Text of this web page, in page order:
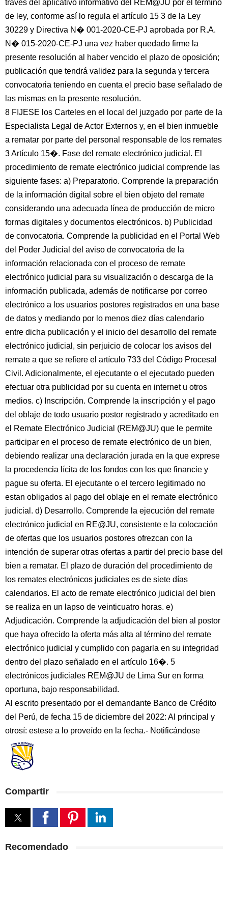
través del aplicativo informativo del REM@JU por el término
de ley, conforme así lo regula el artículo 15 3 de la Ley
30229 y Directiva N� 001-2020-CE-PJ aprobada por R.A.
N� 015-2020-CE-PJ una vez haber quedado firme la
presente resolución al haber vencido el plazo de oposición;
publicación que tendrá validez para la segunda y tercera
convocatoria teniendo en cuenta el precio base señalado de
las mismas en la presente resolución.
8 FIJESE los Carteles en el local del juzgado por parte de la
Especialista Legal de Actor Externos y, en el bien inmueble
a rematar por parte del personal responsable de los remates
3 Artículo 15�. Fase del remate electrónico judicial. El
procedimiento de remate electrónico judicial comprende las
siguiente fases: a) Preparatorio. Comprende la preparación
de la información digital sobre el bien objeto del remate
considerando una adecuada línea de producción de micro
formas digitales y documentos electrónicos. b) Publicidad
de convocatoria. Comprende la publicidad en el Portal Web
del Poder Judicial del aviso de convocatoria de la
información relacionada con el proceso de remate
electrónico judicial para su visualización o descarga de la
información publicada, además de notificarse por correo
electrónico a los usuarios postores registrados en una base
de datos y mediando por lo menos diez días calendario
entre dicha publicación y el inicio del desarrollo del remate
electrónico judicial, sin perjuicio de colocar los avisos del
remate a que se refiere el artículo 733 del Código Procesal
Civil. Adicionalmente, el ejecutante o el ejecutado pueden
efectuar otra publicidad por su cuenta en internet u otros
medios. c) Inscripción. Comprende la inscripción y el pago
del oblaje de todo usuario postor registrado y acreditado en
el Remate Electrónico Judicial (REM@JU) que le permite
participar en el proceso de remate electrónico de un bien,
debiendo realizar una declaración jurada en la que exprese
la procedencia lícita de los fondos con los que financie y
pague su oferta. El ejecutante o el tercero legitimado no
estan obligados al pago del oblaje en el remate electrónico
judicial. d) Desarrollo. Comprende la ejecución del remate
electrónico judicial en RE@JU, consistente e la colocación
de ofertas que los usuarios postores ofrezcan con la
intención de superar otras ofertas a partir del precio base del
bien a rematar. El plazo de duración del procedimiento de
los remates electrónicos judiciales es de siete días
calendarios. El acto de remate electrónico judicial del bien
se realiza en un lapso de veinticuatro horas. e)
Adjudicación. Comprende la adjudicación del bien al postor
que haya ofrecido la oferta más alta al término del remate
electrónico judicial y cumplido con pagarla en su integridad
dentro del plazo señalado en el artículo 16�. 5
electrónicos judiciales REM@JU de Lima Sur en forma
oportuna, bajo responsabilidad.
Al escrito presentado por el demandante Banco de Crédito
del Perú, de fecha 15 de diciembre del 2022: Al principal y
otrosí: estese a lo proveído en la fecha.- Notificándose
Compartir
Recomendado